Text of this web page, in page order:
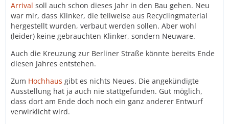
Arrival soll auch schon dieses Jahr in den Bau gehen. Neu
war mir, dass Klinker, die teilweise aus Recyclingmaterial
hergestellt wurden, verbaut werden sollen. Aber wohl
(leider) keine gebrauchten Klinker, sondern Neuware.
Auch die Kreuzung zur Berliner Straße könnte bereits Ende
diesen Jahres entstehen.
Zum Hochhaus gibt es nichts Neues. Die angekündigte
Ausstellung hat ja auch nie stattgefunden. Gut möglich,
dass dort am Ende doch noch ein ganz anderer Entwurf
verwirklicht wird.